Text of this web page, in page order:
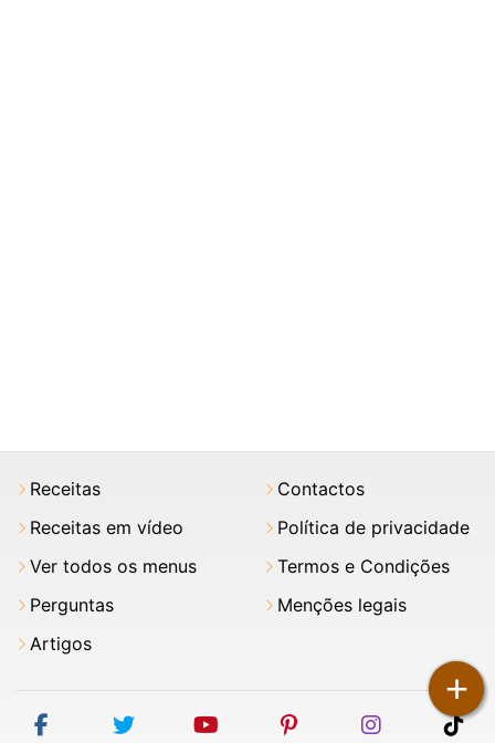
+
Receitas
Receitas em vídeo
Ver todos os menus
Perguntas
Artigos
Contactos
Política de privacidade
Termos e Condições
Menções legais
facebooktwitter youtubepinterestinstagram